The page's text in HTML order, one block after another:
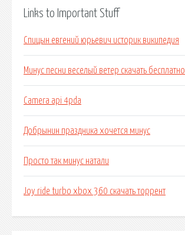
Links to Important Stuff
Спицын евгений юрьевич историк википедия
Минус песни веселый ветер скачать бесплатно
Camera api 4pda
Добрынин праздника хочется минус
Просто так минус натали
Joy ride turbo xbox 360 скачать торрент